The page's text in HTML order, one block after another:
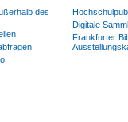
des
Digitale
Frankfurter